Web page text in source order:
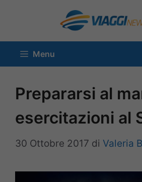
contenuto
Menu
Prepararsi al
esercitazioni al
30 Ottobre 2017 di Valeria